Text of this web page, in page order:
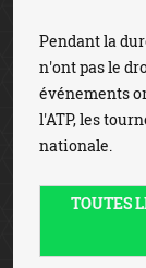
Pendant la
n'ont pas le
événements
l'ATP, les
nationale.
TOUTES